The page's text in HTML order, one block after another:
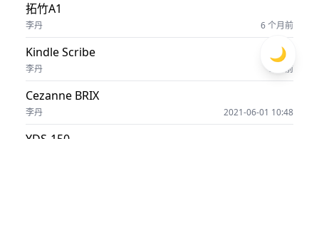
拓竹A1
李丹 6 个月前
Kindle Scribe
李丹 3 年前
Cezanne BRIX
李丹 2021-06-01 10:48
YDS-150
🌙